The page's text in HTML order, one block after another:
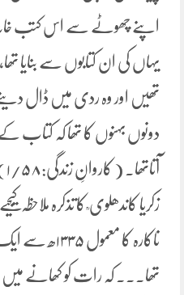
اپنے چھوٹے سے اس کتب خانہ
یہاں کی ان کتابوں سے بنایا
تھیں اور وہ ردی میں ڈال
دونوں بہنوں کا تھا کہ کتاب
زکریا کاندھلوی ؒ کا تذکرہ ملاحظہ
ناکارہ کا
تھا۔۔۔ کہ رات کو کھانے میں